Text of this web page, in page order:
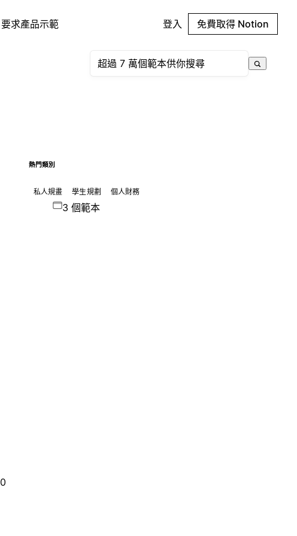
要求產品示範 登入 免費取得 Notion
熱門類別
私人規畫 學生規劃 個人財務
3 個範本
0